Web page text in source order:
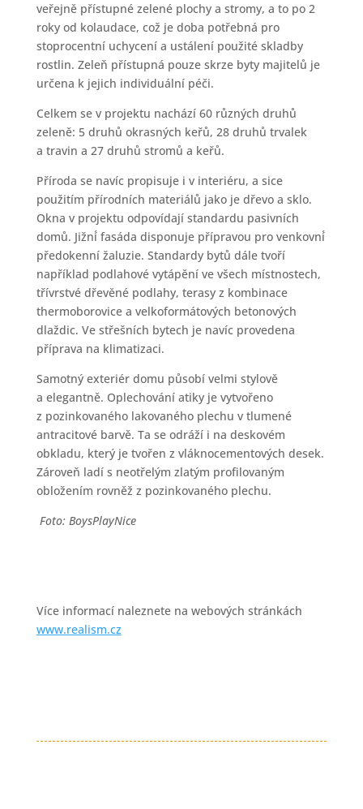
veřejně přístupné zelené plochy a stromy, a to po 2
roky od kolaudace, což je doba potřebná pro
stoprocentní uchycení a ustálení použité skladby
rostlin. Zeleň přístupná pouze skrze byty majitelů je
určena k jejich individuální péči.
Celkem se v projektu nachází 60 různých druhů
zeleně: 5 druhů okrasných keřů, 28 druhů trvalek
a travin a 27 druhů stromů a keřů.
Příroda se navíc propisuje i v interiéru, a sice
použitím přírodních materiálů jako je dřevo a sklo.
Okna v projektu odpovídají standardu pasivních
domů. Jižní́ fasáda disponuje přípravou pro venkovní́
předokenní žaluzie. Standardy bytů dále tvoří
například podlahové vytápění ve všech místnostech,
třívrstvé dřevěné podlahy, terasy z kombinace
thermoborovice a velkoformátových betonových
dlaždic. Ve střešních bytech je navíc provedena
příprava na klimatizaci.
Samotný exteriér domu působí velmi stylově
a elegantně. Oplechování atiky je vytvořeno
z pozinkovaného lakovaného plechu v tlumené
antracitové barvě. Ta se odráží i na deskovém
obkladu, který je tvořen z vláknocementových desek.
Zároveň ladí s neotřelým zlatým profilovaným
obložením rovněž z pozinkovaného plechu.
Foto: BoysPlayNice
Více informací naleznete na webových stránkách
www.realism.cz